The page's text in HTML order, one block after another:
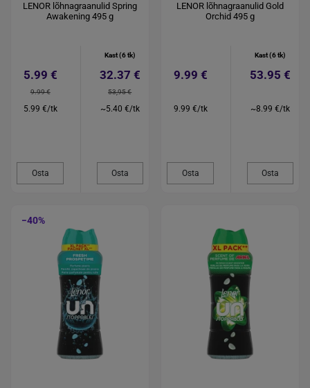
LENOR lõhnagraanulid Spring
Awakening 495 g
5.99 €
9.99 €
5.99 €/tk
Osta
Kast (6 tk)
32.37 €
53,95 €
~5.40 €/tk
Osta
LENOR lõhnagraanulid Gold
Orchid 495 g
9.99 €
9.99 €/tk
Osta
Kast (6 tk)
53.95 €
~8.99 €/tk
Osta
−40%